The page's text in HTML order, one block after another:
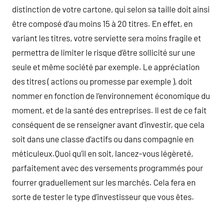
distinction de votre cartone, qui selon sa taille doit ainsi
être composé d’au moins 15 à 20 titres. En effet, en
variant les titres, votre serviette sera moins fragile et
permettra de limiter le risque d’être sollicité sur une
seule et même société par exemple. Le appréciation
des titres ( actions ou promesse par exemple ), doit
nommer en fonction de l’environnement économique du
moment, et de la santé des entreprises. Il est de ce fait
conséquent de se renseigner avant d’investir, que cela
soit dans une classe d’actifs ou dans compagnie en
méticuleux.Quoi qu’il en soit, lancez-vous légèreté,
parfaitement avec des versements programmés pour
fourrer graduellement sur les marchés. Cela fera en
sorte de tester le type d’investisseur que vous êtes.